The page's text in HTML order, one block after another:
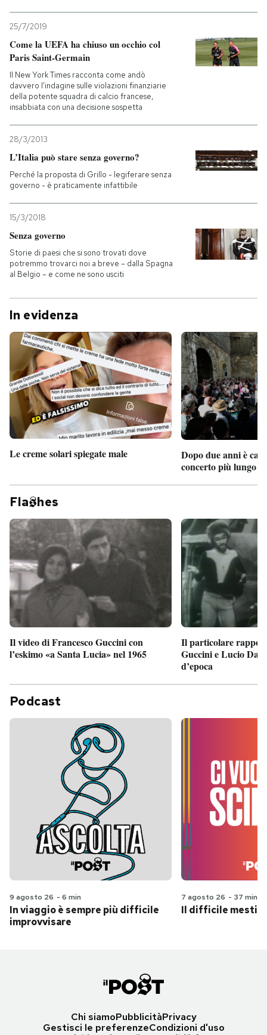
25/7/2019
Come la UEFA ha chiuso un occhio col
Paris Saint-Germain
Il New York Times racconta come andò
davvero l'indagine sulle violazioni finanziarie
della potente squadra di calcio francese,
insabbiata con una decisione sospetta
28/3/2013
L’Italia può stare senza governo?
Perché la proposta di Grillo - legiferare senza
governo - è praticamente infattibile
15/3/2018
Senza governo
Storie di paesi che si sono trovati dove
potremmo trovarci noi a breve – dalla Spagna
al Belgio – e come ne sono usciti
In evidenza
Le creme solari spiegate male
Dopo due anni è
concerto più lungo
Fla hes
Il video di Francesco Guccini con
l’eskimo «a Santa Lucia» nel 1965
Il particolare
Guccini e Lucio
d’epoca
Podcast
9 agosto 26 - 6 min
In viaggio è sempre più difficile
improvvisare
7 agosto 26 - 37 min
Il difficile
Chi siamoPubblicitàPrivacy
Gestisci le preferenzeCondizioni d'uso